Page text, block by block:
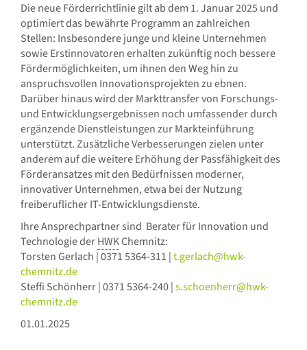
Die neue Förderrichtlinie gilt ab dem 1. Januar 2025 und
optimiert das bewährte Programm an zahlreichen
Stellen: Insbesondere junge und kleine Unternehmen
sowie Erstinnovatoren erhalten zukünftig noch bessere
Fördermöglichkeiten, um ihnen den Weg hin zu
anspruchsvollen Innovationsprojekten zu ebnen.
Darüber hinaus wird der Markttransfer von Forschungs-
und Entwicklungsergebnissen noch umfassender durch
ergänzende Dienstleistungen zur Markteinführung
unterstützt. Zusätzliche Verbesserungen zielen unter
anderem auf die weitere Erhöhung der Passfähigkeit des
Förderansatzes mit den Bedürfnissen moderner,
innovativer Unternehmen, etwa bei der Nutzung
freiberuflicher IT-Entwicklungsdienste.
Ihre Ansprechpartner sind Berater für Innovation und
Technologie derHWKChemnitz:
Torsten Gerlach | 0371 5364-311 |t.gerlach@hwk-
chemnitz.de
Steffi Schönherr | 0371 5364-240 |s.schoenherr@hwk-
chemnitz.de
01.01.2025